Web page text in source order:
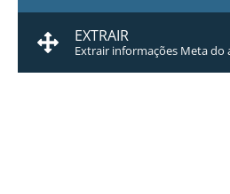
EXTRAIR
Extrair informações Meta do